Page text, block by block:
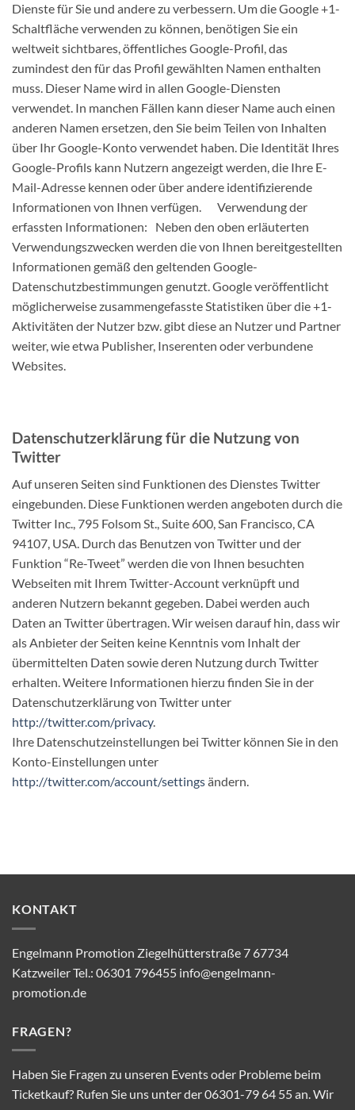
Dienste für Sie und andere zu verbessern. Um die Google +1-
Schaltfläche verwenden zu können, benötigen Sie ein
weltweit sichtbares, öffentliches Google-Profil, das
zumindest den für das Profil gewählten Namen enthalten
muss. Dieser Name wird in allen Google-Diensten
verwendet. In manchen Fällen kann dieser Name auch einen
anderen Namen ersetzen, den Sie beim Teilen von Inhalten
über Ihr Google-Konto verwendet haben. Die Identität Ihres
Google-Profils kann Nutzern angezeigt werden, die Ihre E-
Mail-Adresse kennen oder über andere identifizierende
Informationen von Ihnen verfügen. Verwendung der
erfassten Informationen: Neben den oben erläuterten
Verwendungszwecken werden die von Ihnen bereitgestellten
Informationen gemäß den geltenden Google-
Datenschutzbestimmungen genutzt. Google veröffentlicht
möglicherweise zusammengefasste Statistiken über die +1-
Aktivitäten der Nutzer bzw. gibt diese an Nutzer und Partner
weiter, wie etwa Publisher, Inserenten oder verbundene
Websites.
Datenschutzerklärung für die Nutzung von
Twitter
Auf unseren Seiten sind Funktionen des Dienstes Twitter
eingebunden. Diese Funktionen werden angeboten durch die
Twitter Inc., 795 Folsom St., Suite 600, San Francisco, CA
94107, USA. Durch das Benutzen von Twitter und der
Funktion “Re-Tweet” werden die von Ihnen besuchten
Webseiten mit Ihrem Twitter-Account verknüpft und
anderen Nutzern bekannt gegeben. Dabei werden auch
Daten an Twitter übertragen. Wir weisen darauf hin, dass wir
als Anbieter der Seiten keine Kenntnis vom Inhalt der
übermittelten Daten sowie deren Nutzung durch Twitter
erhalten. Weitere Informationen hierzu finden Sie in der
Datenschutzerklärung von Twitter unter
http://twitter.com/privacy.
Ihre Datenschutzeinstellungen bei Twitter können Sie in den
Konto-Einstellungen unter
http://twitter.com/account/settingsändern.
KONTAKT
Engelmann Promotion Ziegelhütterstraße 7 67734
Katzweiler Tel.: 06301 796455 info@engelmann-
promotion.de
FRAGEN?
Haben Sie Fragen zu unseren Events oder Probleme beim
Ticketkauf? Rufen Sie uns unter der 06301-79 64 55 an. Wir